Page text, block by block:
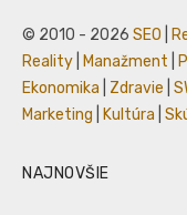
© 2010 - 2026 SEO
Reality
Manažment
Ekonomika
Zdravie
Marketing
Kultúra
NAJNOVŠIE